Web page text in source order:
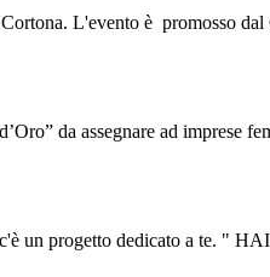
L'evento è promosso
da assegnare ad imprese
un progetto dedicato a te. "